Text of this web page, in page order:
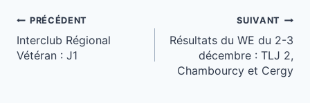
Navigation
de
PRÉCÉDENT
Interclub Régional
Vétéran : J1
SUIVANT
Résultats du WE du 2-3
décembre : TLJ 2,
Chambourcy et Cergy